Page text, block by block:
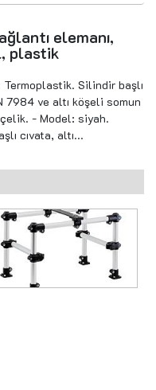
elemanı,
plastik
Termoplastik. Silindir başlı
7984 ve altı köşeli somun
- Model: siyah.
cıvata, altı...